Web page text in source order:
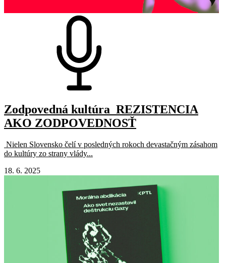
Zodpovedná kultúra_REZISTENCIA
AKO ZODPOVEDNOSŤ
Nielen Slovensko čelí v posledných rokoch devastačným zásahom
do kultúry zo strany vlády...
18. 6. 2025